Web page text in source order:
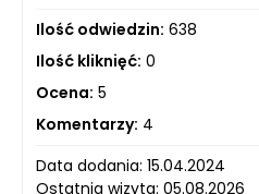
Ilość odwiedzin: 638
Ilość kliknięć: 0
Ocena: 5
Komentarzy: 4
Data dodania: 15.04.2024
Ostatnia wizyta: 05.08.2026